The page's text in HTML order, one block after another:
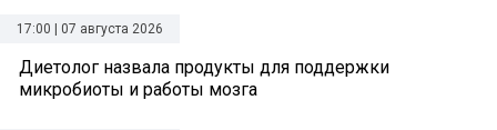
17:00 | 07 августа 2026
Диетолог назвала продукты для поддержки
микробиоты и работы мозга